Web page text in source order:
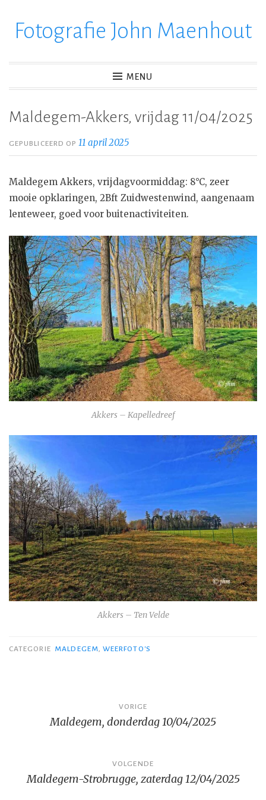
verderFotografie John Maenhout
MENU
Maldegem-Akkers, vrijdag 11/04/2025
GEPUBLICEERD OP11 april 2025
Maldegem Akkers, vrijdagvoormiddag: 8°C, zeer
mooie opklaringen, 2Bft Zuidwestenwind, aangenaam
lenteweer, goed voor buitenactiviteiten.
Akkers – Kapelledreef
Akkers – Ten Velde
CATEGORIE MALDEGEM, WEERFOTO'S
navigatie
VORIGE
Maldegem, donderdag 10/04/2025
VOLGENDE
Maldegem-Strobrugge, zaterdag 12/04/2025